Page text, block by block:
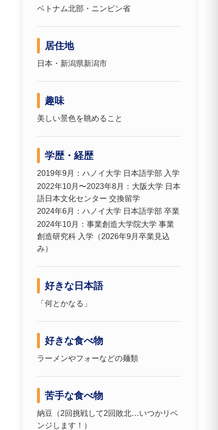
ベトナム北部・ニンビン省
居住地
日本・新潟県新潟市
趣味
美しい景色を眺めること
学歴・経歴
2019年9月：ハノイ大学 日本語学部 入学
2022年10月〜2023年8月：大阪大学 日本
語日本文化センター 交換留学
2024年6月：ハノイ大学 日本語学部 卒業
2024年10月：事業創造大学院大学 事業
創造研究科 入学（2026年9月卒業見込
み）
好きな日本語
「何とかなる」
好きな食べ物
ラーメンやフォーなどの麺類
苦手な食べ物
納豆（2回挑戦して2回敗北…いつかリベ
ンジします！）